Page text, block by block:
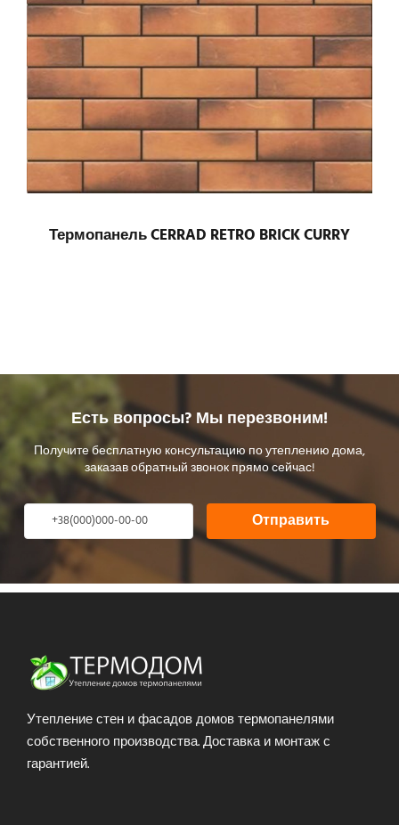
Термопанель CERRAD RETRO BRICK CURRY
Есть вопросы? Мы перезвоним!
Получите бесплатную консультацию по утеплению дома,
заказав обратный звонок прямо сейчас!
Отправить
Утепление стен и фасадов домов термопанелями
собственного производства. Доставка и монтаж с
гарантией.